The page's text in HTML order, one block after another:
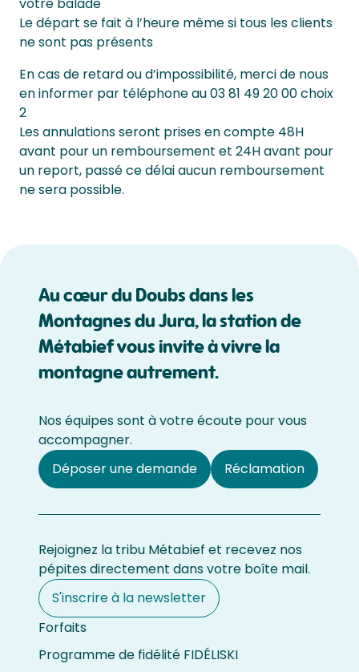
Le départ se fait à l’heure même si tous les clients
ne sont pas présents
En cas de retard ou d’impossibilité, merci de nous
en informer par téléphone au 03 81 49 20 00 choix
2
Les annulations seront prises en compte 48H
avant pour un remboursement et 24H avant pour
un report, passé ce délai aucun remboursement
ne sera possible.
Au cœur du Doubs dans les
Montagnes du Jura, la station de
Métabief vous invite à vivre la
montagne autrement.
Nos équipes sont à votre écoute pour vous
accompagner.
Déposer une demande
Réclamation
Rejoignez la tribu Métabief et recevez nos
pépites directement dans votre boîte mail.
S'inscrire à la newsletter
Forfaits
Programme de fidélité FIDÉLISKI